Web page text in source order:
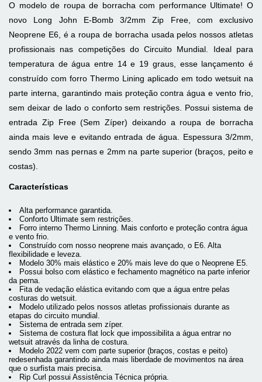
O modelo de roupa de borracha com performance Ultimate! O
novo Long John E-Bomb 3/2mm Zip Free, com exclusivo
Neoprene E6, é a roupa de borracha usada pelos nossos atletas
profissionais nas competições do Circuito Mundial. Ideal para
temperatura de água entre 14 e 19 graus, esse lançamento é
construído com forro Thermo Lining aplicado em todo wetsuit na
parte interna, garantindo mais proteção contra água e vento frio,
sem deixar de lado o conforto sem restrições. Possui sistema de
entrada Zip Free (Sem Zíper) deixando a roupa de borracha
ainda mais leve e evitando entrada de água. Espessura 3/2mm,
sendo 3mm nas pernas e 2mm na parte superior (braços, peito e
costas).
Características
Alta performance garantida.
Conforto Ultimate sem restrições.
Forro interno Thermo Linning. Mais conforto e proteção contra água
e vento frio.
Construído com nosso neoprene mais avançado, o E6. Alta
flexibilidade e leveza.
Modelo 30% mais elástico e 20% mais leve do que o Neoprene E5.
Possui bolso com elástico e fechamento magnético na parte inferior
da perna.
Fita de vedação elástica evitando com que a água entre pelas
costuras do wetsuit.
Modelo utilizado pelos nossos atletas profissionais durante as
etapas do circuito mundial.
Sistema de entrada sem zíper.
Sistema de costura flat lock que impossibilita a água entrar no
wetsuit através da linha de costura.
Modelo 2022 vem com parte superior (braços, costas e peito)
redesenhada garantindo ainda mais liberdade de movimentos na área
que o surfista mais precisa.
Rip Curl possui Assistência Técnica própria.